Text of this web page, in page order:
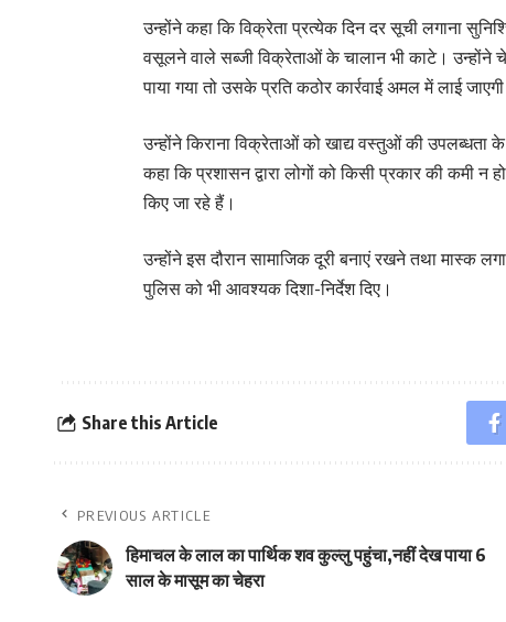
उन्होंने कहा कि विक्रेता प्रत्येक दिन दर सूची लगाना
वसूलने वाले सब्जी विक्रेताओं के चालान भी काटे। उन्होंने
पाया गया तो उसके प्रति कठोर कार्रवाई अमल में लाई
उन्होंने किराना विक्रेताओं को खाद्य वस्तुओं की उपलब्धता
कहा कि प्रशासन द्वारा लोगों को किसी प्रकार की कमी
किए जा रहे हैं।
उन्होंने इस दौरान सामाजिक दूरी बनाएं रखने तथा मास्क
पुलिस को भी आवश्यक दिशा-निर्देश दिए।
Share this Article
PREVIOUS ARTICLE
हिमाचल के लाल का पार्थिक शव कुल्लु पहुंचा,नहीं देख पाया 6
साल के मासूम का चेहरा